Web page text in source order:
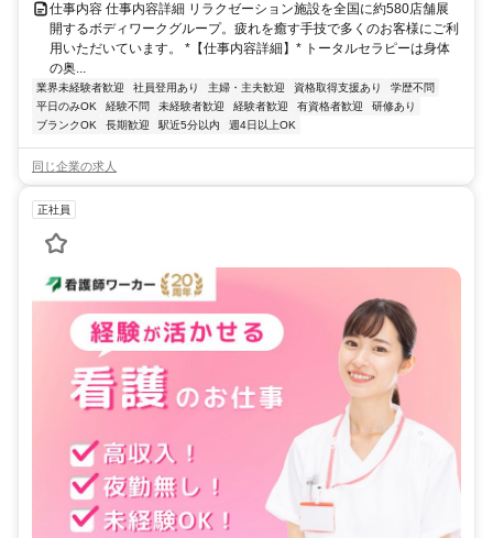
仕事内容 仕事内容詳細 リラクゼーション施設を全国に約580店舗展
開するボディワークグループ。疲れを癒す手技で多くのお客様にご利
用いただいています。 *【仕事内容詳細】* トータルセラピーは身体
の奥...
業界未経験者歓迎 社員登用あり 主婦・主夫歓迎 資格取得支援あり
学歴不問
平日のみOK
経験不問 未経験者歓迎 経験者歓迎 有資格者歓迎
研修あり
ブランクOK
長期歓迎 駅近5分以内 週4日以上OK
同じ企業の求人
正社員